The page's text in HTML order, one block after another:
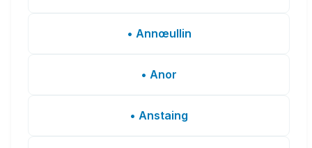
• Annœullin
• Anor
• Anstaing